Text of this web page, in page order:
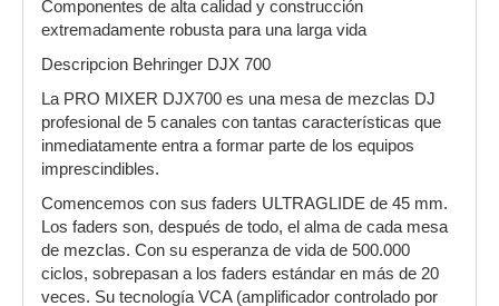
Componentes de alta calidad y construcción
extremadamente robusta para una larga vida
Descripcion Behringer DJX 700
La PRO MIXER DJX700 es una mesa de mezclas DJ
profesional de 5 canales con tantas características que
inmediatamente entra a formar parte de los equipos
imprescindibles.
Comencemos con sus faders ULTRAGLIDE de 45 mm.
Los faders son, después de todo, el alma de cada mesa
de mezclas. Con su esperanza de vida de 500.000
ciclos, sobrepasan a los faders estándar en más de 20
veces. Su tecnología VCA (amplificador controlado por